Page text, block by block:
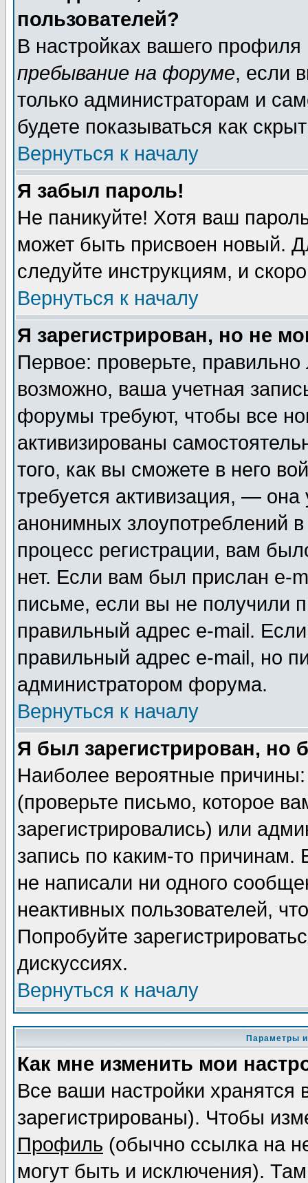
пользователей?
В настройках вашего
пребывание на форуме, если
только администраторам и
будете показываться как
Вернуться к началу
Я забыл пароль!
Не паникуйте! Хотя ваш
может быть присвоен новый.
следуйте инструкциям, и
Вернуться к началу
Я зарегистрирован, но не
Первое: проверьте,
возможно, ваша учетная
форумы требуют, чтобы все
активизированы
того, как вы сможете в него
требуется активизация, —
анонимных злоупотреблений
процесс регистрации, вам
нет. Если вам был прислан e-
письме, если вы не получили
правильный адрес e-mail.
правильный адрес e-mail, но
администратором форума.
Вернуться к началу
Я был зарегистрирован, но
Наиболее вероятные
(проверьте письмо, которое
зарегистрировались) или
запись по каким-то
не написали ни одного
неактивных пользователей,
Попробуйте
дискуссиях.
Вернуться к началу
Параметры
Как мне изменить мои
Все ваши настройки
зарегистрированы). Чтобы
Профиль (обычно ссылка на
могут быть и исключения).